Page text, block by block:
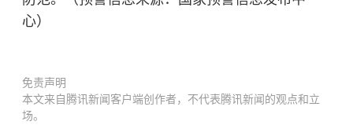
心）
免责声明
本文来自腾讯新闻客户端创作者，不代表腾讯新闻的观点和立
场。